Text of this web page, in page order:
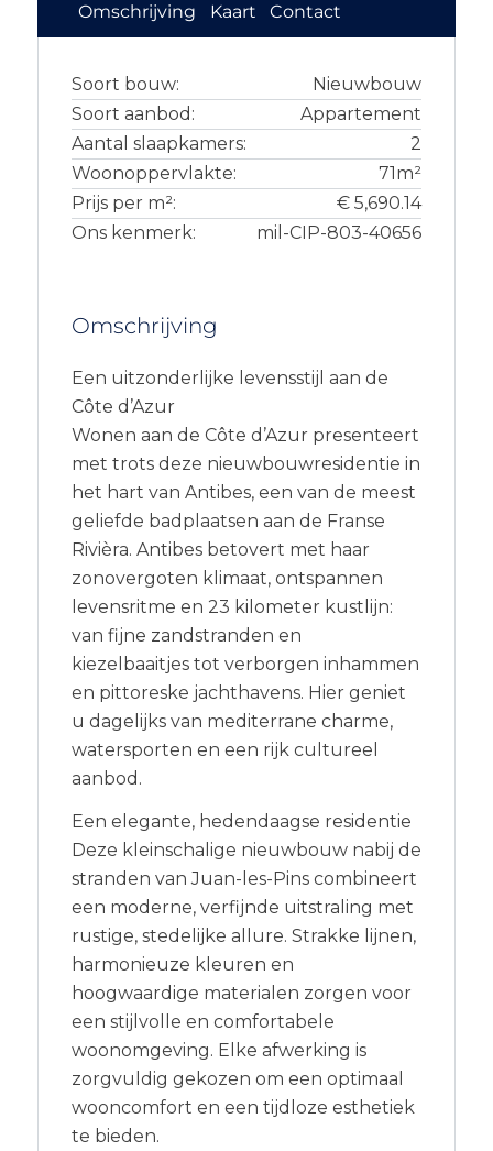
Omschrijving Kaart Contact
Soort bouw:
Nieuwbouw
Soort aanbod:
Appartement
Aantal slaapkamers:
2
Woonoppervlakte:
71m²
Prijs per m²:
€ 5,690.14
Ons kenmerk:
mil-CIP-803-40656
Omschrijving
Een uitzonderlijke levensstijl aan de
Côte d’Azur
Wonen aan de Côte d’Azur presenteert
met trots deze nieuwbouwresidentie in
het hart van Antibes, een van de meest
geliefde badplaatsen aan de Franse
Rivièra. Antibes betovert met haar
zonovergoten klimaat, ontspannen
levensritme en 23 kilometer kustlijn:
van fijne zandstranden en
kiezelbaaitjes tot verborgen inhammen
en pittoreske jachthavens. Hier geniet
u dagelijks van mediterrane charme,
watersporten en een rijk cultureel
aanbod.
Een elegante, hedendaagse residentie
Deze kleinschalige nieuwbouw nabij de
stranden van Juan-les-Pins combineert
een moderne, verfijnde uitstraling met
rustige, stedelijke allure. Strakke lijnen,
harmonieuze kleuren en
hoogwaardige materialen zorgen voor
een stijlvolle en comfortabele
woonomgeving. Elke afwerking is
zorgvuldig gekozen om een optimaal
wooncomfort en een tijdloze esthetiek
te bieden.